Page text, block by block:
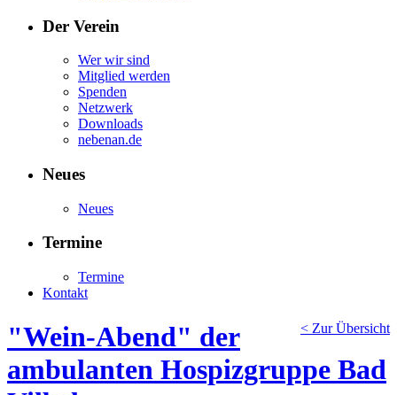
Der Verein
Wer wir sind
Mitglied werden
Spenden
Netzwerk
Downloads
nebenan.de
Neues
Neues
Termine
Termine
Kontakt
< Zur Übersicht
"Wein-Abend" der
ambulanten Hospizgruppe Bad